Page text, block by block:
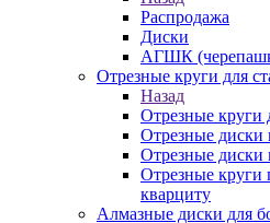
Распродажа
Диски
АГШК
Отрезные круги для
Назад
Отрезные круги
Отрезные диски
Отрезные диски
Отрезные круги
кварциту
Алмазные диски для